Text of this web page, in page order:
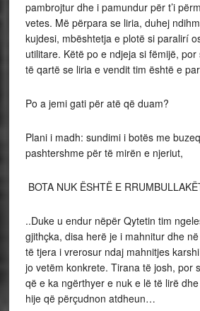
pambrojtur dhe i pamundur për t’i
vetes. Më përpara se liria, duhej
kujdesi, mbështetja e plotë si paralirí
utilitare. Këtë po e ndjeja si fëmijë,
të qartë se liria e vendit tim është e
Po a jemi gati për atë që duam?
Plani i madh: sundimi i botës me
pashtershme për të mirën e njeriut,
BOTA NUK ËSHTË E
..Duke u endur nëpër Qytetin tim
gjithçka, disa herë je i mahnitur dhe
të tjera i vrerosur ndaj mahnitjes
jo vetëm konkrete. Tirana të josh, por
që e ka ngërthyer e nuk e lë të lirë
hije që përçudnon atdheun…